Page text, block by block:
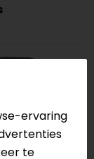
ervaring
te